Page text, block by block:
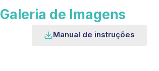
Galeria de Imagens
Manual de instruções